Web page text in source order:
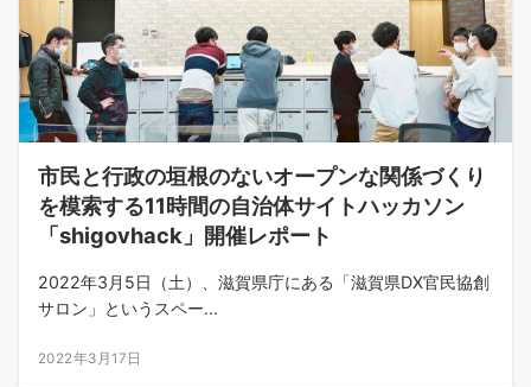
市民と行政の垣根のないオープンな関係づくり
を模索する11時間の自治体サイトハッカソン
「shigovhack」開催レポート
2022年3月5日（土）、滋賀県庁にある「滋賀県DX官民協創
サロン」というスペー...
2022年3月17日